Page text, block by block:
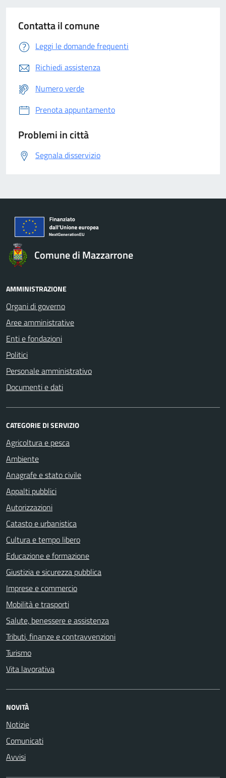
Contatta il comune
Leggi le domande frequenti
Richiedi assistenza
Numero verde
Prenota appuntamento
Problemi in città
Segnala disservizio
Comune di Mazzarrone
AMMINISTRAZIONE
Organi di governo
Aree amministrative
Enti e fondazioni
Politici
Personale amministrativo
Documenti e dati
CATEGORIE DI SERVIZIO
Agricoltura e pesca
Ambiente
Anagrafe e stato civile
Appalti pubblici
Autorizzazioni
Catasto e urbanistica
Cultura e tempo libero
Educazione e formazione
Giustizia e sicurezza pubblica
Imprese e commercio
Mobilità e trasporti
Salute, benessere e assistenza
Tributi, finanze e contravvenzioni
Turismo
Vita lavorativa
NOVITÀ
Notizie
Comunicati
Avvisi